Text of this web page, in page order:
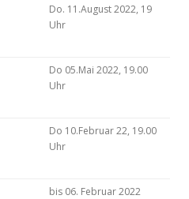
Do. 11.August 2022, 19
Uhr
Do 05.Mai 2022, 19.00
Uhr
Do 10.Februar 22, 19.00
Uhr
bis 06. Februar 2022